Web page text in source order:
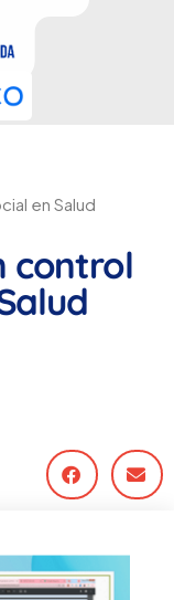
en Salud
control